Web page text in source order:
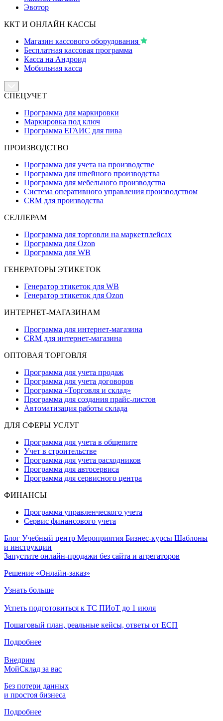
Эвотор
ККТ И ОНЛАЙН КАССЫ
Магазин кассового оборудования
Бесплатная кассовая программа
Касса на Андроид
Мобильная касса
СПЕЦУЧЕТ
Программа для маркировки
Маркировка под ключ
Программа ЕГАИС для пива
ПРОИЗВОДСТВО
Программа для учета на производстве
Программа для швейного производства
Программа для мебельного производства
Система оперативного управления производством
CRM для производства
СЕЛЛЕРАМ
Программа для торговли на маркетплейсах
Программа для Ozon
Программа для WB
ГЕНЕРАТОРЫ ЭТИКЕТОК
Генератор этикеток для WB
Генератор этикеток для Ozon
ИНТЕРНЕТ-МАГАЗИНАМ
Программа для интернет-магазина
CRM для интернет-магазина
ОПТОВАЯ ТОРГОВЛЯ
Программа для учета продаж
Программа для учета договоров
Программа «Торговля и склад»
Программа для создания прайс‑листов
Автоматизация работы склада
ДЛЯ СФЕРЫ УСЛУГ
Программа для учета в общепите
Учет в строительстве
Программа для учета расходников
Программа для автосервиса
Программа для сервисного центра
ФИНАНСЫ
Программа управленческого учета
Сервис финансового учета
Блог Учебный центр Мероприятия Бизнес-курсы Шаблоны
и инструкции
Запустите онлайн-продажи без сайта и агрегаторов
Решение «Онлайн-заказ»
Узнать больше
Успеть подготовиться к ТС ПИоТ до 1 июля
Пошаговый план, реальные кейсы, ответы от ЕСП
Подробнее
Внедрим
МойСклад за вас
Без потери данных
и простоя бизнеса
Подробнее